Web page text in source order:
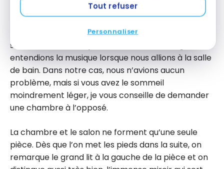
Tout refuser
Personnaliser
Chambre
Un employé m’accompagne jusqu’à la suite 258. La
suite est située tout juste derrière le W lounge. Nous
entendions la musique lorsque nous allions à la salle
de bain. Dans notre cas, nous n’avions aucun
problème, mais si vous avez le sommeil
moindrement léger, je vous conseille de demander
une chambre à l’opposé.
La chambre et le salon ne forment qu’une seule
pièce. Dès que l’on met les pieds dans la suite, on
remarque le grand lit à la gauche de la pièce et on